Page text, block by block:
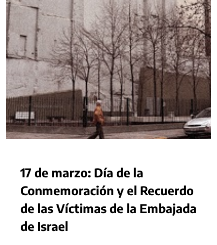
17 de marzo: Día de la
Conmemoración y el Recuerdo
de las Víctimas de la Embajada
de Israel